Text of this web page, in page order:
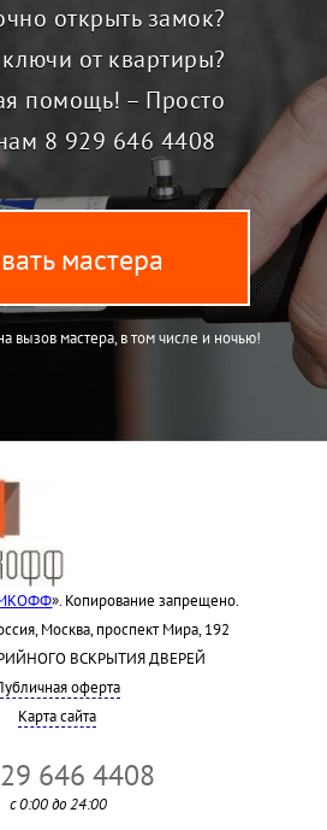
открыть замок?
от квартиры?
помощь! – Просто
8 929 646 4408
мастера
вызов мастера, в том числе и ночью!
». Копирование запрещено.
Москва, проспект Мира, 192
ВСКРЫТИЯ ДВЕРЕЙ
оферта
Карта сайта
646 4408
с 0:00 до 24:00